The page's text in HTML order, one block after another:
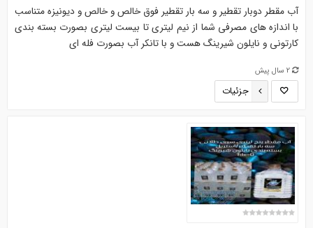
آب مقطر دوبار تقطیر و سه بار تقطیر فوق خالص و خالص و دیونیزه متناسب
با اندازه های مصرفی شما از نیم لیتری تا بیست لیتری بصورت بسته بندی
کارتونی و نایلون شیرینگ هست و با تانکر آب بصورت فله ای
2 سال پیش
جزئیات